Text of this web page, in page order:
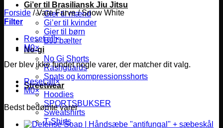
Gi’er til Brasiliansk Jiu Jitsu
Gier til mænd
Gi’er til kvinder
Gier til børn
BJJ bælter
No-gi
No Gi Shorts
Rashguards
Spats og kompressionsshorts
Streetwear
Hoodies
SPORTSBUKSER
Sweatshirts
T-Shirts
Forside /Vare Farve/Snow White
Filter
Reset all×
M0×
Der blev ikke fundet nogle varer, der matcher dit valg.
Reset all×
M0×
Bedst bedømte varer